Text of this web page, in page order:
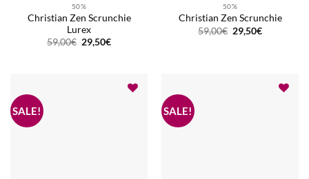
50%
Christian Zen Scrunchie
Lurex
59,00€ Ursprünglicher
Preis
29,50€Aktueller
50%
Christian Zen Scrunchie
59,00€ Ursprünglicher
Preis
29,50€Aktueller